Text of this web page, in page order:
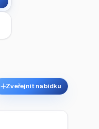
Zveřejnit nabídku